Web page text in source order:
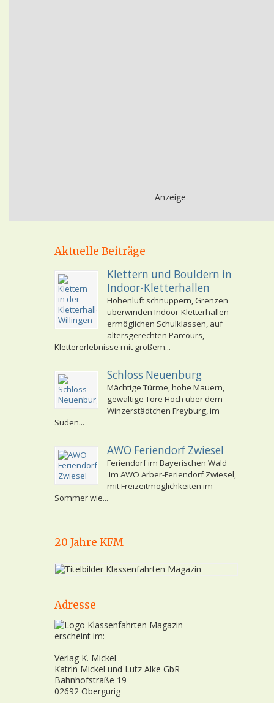
Anzeige
Aktuelle Beiträge
Klettern und Bouldern in
Indoor-Kletterhallen
Höhenluft schnuppern, Grenzen
überwinden Indoor-Kletterhallen
ermöglichen Schulklassen, auf
altersgerechten Parcours,
Klettererlebnisse mit großem...
Schloss Neuenburg
Mächtige Türme, hohe Mauern,
gewaltige Tore Hoch über dem
Winzerstädtchen Freyburg, im
Süden...
AWO Feriendorf Zwiesel
Feriendorf im Bayerischen Wald
Im AWO Arber-Feriendorf Zwiesel,
mit Freizeitmöglichkeiten im
Sommer wie...
20 Jahre KFM
Adresse
erscheint im:
Verlag K. Mickel
Katrin Mickel und Lutz Alke GbR
Bahnhofstraße 19
02692 Obergurig